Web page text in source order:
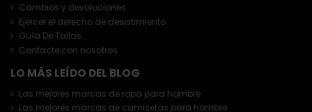
Cambios y devoluciones
Ejercer el derecho de desistimiento
Guía De Tallas
Contacte con nosotros
LO MÁS LEÍDO DEL BLOG
Las mejores marcas de ropa para hombre
Las mejores marcas de camisetas para hombre